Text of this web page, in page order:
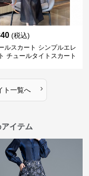
(税込)
ルスカート シンプルエレ
チュールタイトスカート
ト一覧へ ›
イテム